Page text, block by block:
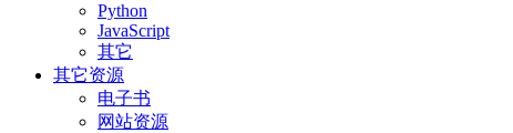
Python
JavaScript
其它
其它资源
电子书
网站资源